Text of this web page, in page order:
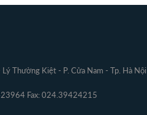
Thường Kiệt - P. Cửa Nam - Tp. Hà Nội
Fax: 024.39424215